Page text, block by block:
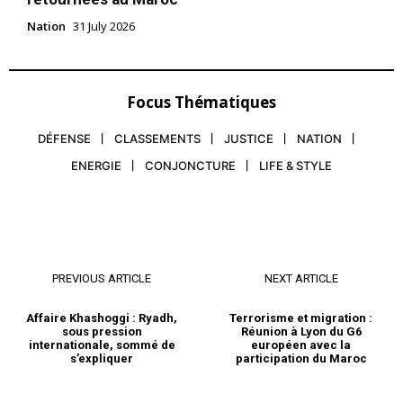
Nation 31 July 2026
Focus Thématiques
DÉFENSE CLASSEMENTS JUSTICE
NATION
ENERGIE
CONJONCTURE LIFE & STYLE
PREVIOUS ARTICLE
Affaire Khashoggi : Ryadh,
sous pression
internationale, sommé de
s’expliquer
NEXT ARTICLE
Terrorisme et migration :
Réunion à Lyon du G6
européen avec la
participation du Maroc